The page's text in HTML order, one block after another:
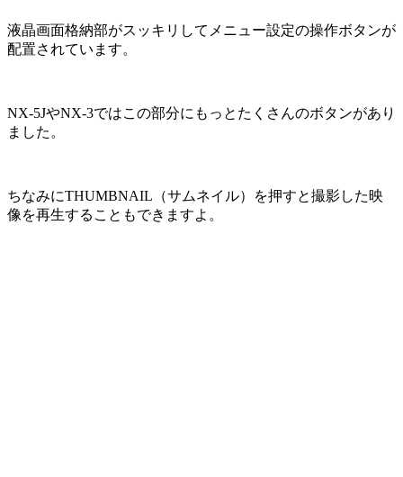
液晶画面格納部がスッキリしてメニュー設定の操作ボタンが
配置されています。
NX-5JやNX-3ではこの部分にもっとたくさんのボタンがあり
ました。
ちなみにTHUMBNAIL（サムネイル）を押すと撮影した映
像を再生することもできますよ。